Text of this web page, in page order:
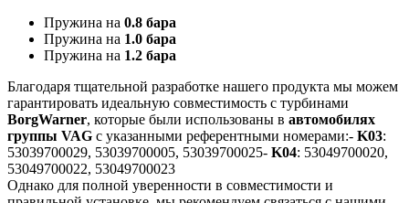
Пружина на 0.8 бара
Пружина на 1.0 бара
Пружина на 1.2 бара
Благодаря тщательной разработке нашего продукта мы можем
гарантировать идеальную совместимость с турбинами
BorgWarner, которые были использованы в автомобилях
группы VAG с указанными референтными номерами:- K03:
53039700029, 53039700005, 53039700025- K04: 53049700020,
53049700022, 53049700023
Однако для полной уверенности в совместимости и